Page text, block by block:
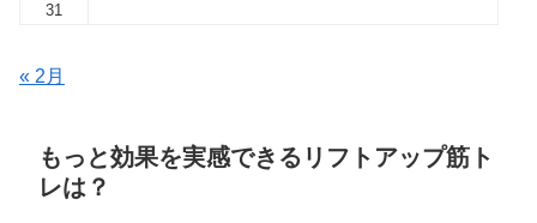
31
« 2月
もっと効果を実感できるリフトアップ筋ト
レは？